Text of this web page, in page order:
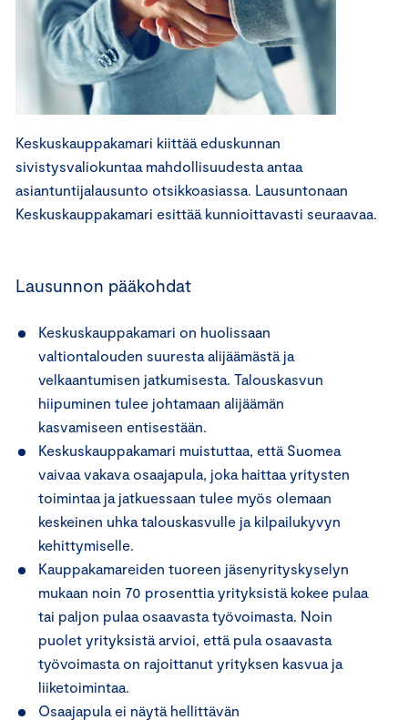
Keskuskauppakamari kiittää eduskunnan
sivistysvaliokuntaa mahdollisuudesta antaa
asiantuntijalausunto otsikkoasiassa. Lausuntonaan
Keskuskauppakamari esittää kunnioittavasti seuraavaa.
Lausunnon pääkohdat
Keskuskauppakamari on huolissaan
valtiontalouden suuresta alijäämästä ja
velkaantumisen jatkumisesta. Talouskasvun
hiipuminen tulee johtamaan alijäämän
kasvamiseen entisestään.
Keskuskauppakamari muistuttaa, että Suomea
vaivaa vakava osaajapula, joka haittaa yritysten
toimintaa ja jatkuessaan tulee myös olemaan
keskeinen uhka talouskasvulle ja kilpailukyvyn
kehittymiselle.
Kauppakamareiden tuoreen jäsenyrityskyselyn
mukaan noin 70 prosenttia yrityksistä kokee pulaa
tai paljon pulaa osaavasta työvoimasta. Noin
puolet yrityksistä arvioi, että pula osaavasta
työvoimasta on rajoittanut yrityksen kasvua ja
liiketoimintaa.
Osaajapula ei näytä hellittävän